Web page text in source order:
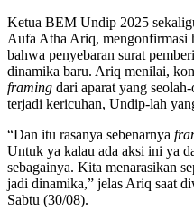
Ketua BEM Undip 2025
Aufa Atha Ariq, mengonfirmasi
bahwa penyebaran surat
dinamika baru. Ariq menilai,
framing dari aparat yang
terjadi kericuhan, Undip-lah
“Dan itu rasanya sebenarnya
Untuk ya kalau ada aksi ini ya
sebagainya. Kita menarasikan
jadi dinamika,” jelas Ariq saat
Sabtu (30/08).